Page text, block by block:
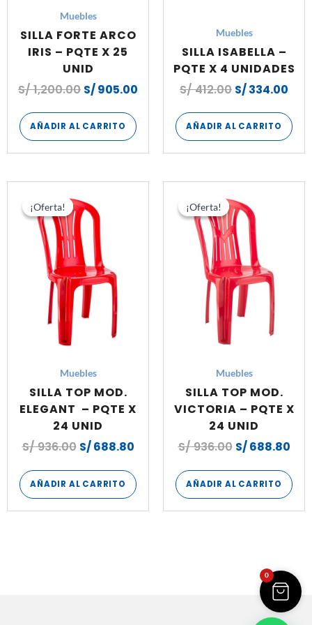
Muebles
SILLA FORTE ARCO
IRIS – PQTE X 25
UNID
S/1,200.00 S/905.00
AÑADIR AL CARRITO
Muebles
SILLA ISABELLA –
PQTE X 4 UNIDADES
S/412.00 S/334.00
AÑADIR AL CARRITO
¡Oferta!
¡Oferta!
Muebles
SILLA TOP MOD.
ELEGANT – PQTE X
24 UNID
S/936.00
precio
original
era:
S/ 936.00.
S/688.80
AÑADIR AL CARRITO
¡Oferta!
¡Oferta!
Muebles
SILLA TOP MOD.
VICTORIA – PQTE X
24 UNID
S/936.00
precio
original
era:
S/ 936.00.
S/688.80
AÑADIR AL CARRITO
0